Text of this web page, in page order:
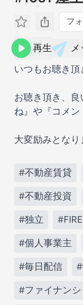
フ
再生
メ
いつもお聴き頂
お聴き頂き、
ね』や『コメン
大変励みとなり
#不動産賃貸
#不動産投資
#独立 #FIRE
#個人事業主
#毎日配信
#ファイナン